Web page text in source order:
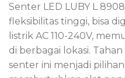
Senter LED LUBY L
fleksibilitas tinggi, bisa
listrik AC 110-240V,
di berbagai lokasi.
senter ini menjadi